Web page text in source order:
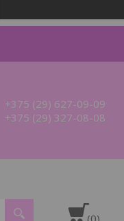
+375 (29) 627-09-09
+375 (29) 327-08-08